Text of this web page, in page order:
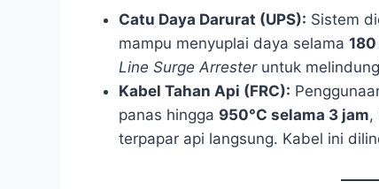
Catu Daya Darurat (UPS): Sistem
mampu menyuplai daya selama
Line Surge Arresteruntuk
Kabel Tahan Api (FRC):
panas hingga 950°C selama 3 jam,
terpapar api langsung. Kabel ini